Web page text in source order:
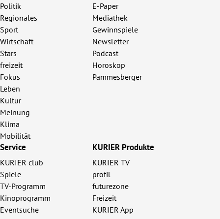
Politik
Regionales
Sport
Wirtschaft
Stars
freizeit
Fokus
Leben
Kultur
Meinung
Klima
Mobilität
E-Paper
Mediathek
Gewinnspiele
Newsletter
Podcast
Horoskop
Pammesberger
Service
KURIER club
Spiele
TV-Programm
Kinoprogramm
Eventsuche
KURIER Produkte
KURIER TV
profil
futurezone
Freizeit
KURIER App